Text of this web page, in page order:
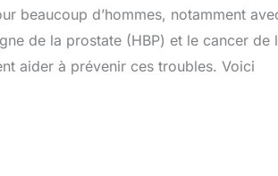
beaucoup d’hommes, notamment
de la prostate (HBP) et le cancer de
aider à prévenir ces troubles. Voici